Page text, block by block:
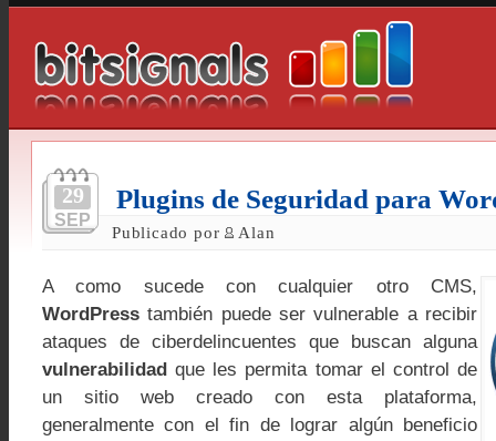
29
SEP
Plugins de Seguridad para
Publicado por Alan
A como sucede con cualquier otro CMS,
WordPress también puede ser vulnerable a recibir
ataques de ciberdelincuentes que buscan alguna
vulnerabilidad que les permita tomar el control de
un sitio web creado con esta plataforma,
generalmente con el fin de lograr algún beneficio